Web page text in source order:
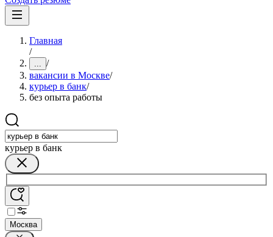
Главная
/
... /
вакансии в Москве/
курьер в банк/
без опыта работы
курьер в банк
Москва